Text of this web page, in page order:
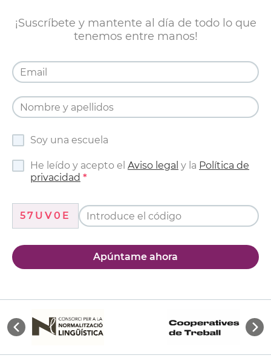
¡Suscríbete y mantente al día de todo lo que
tenemos entre manos!
Soy una escuela
He leído y acepto el Aviso legal y la Política de
privacidad
57UV0E
Apúntame ahora